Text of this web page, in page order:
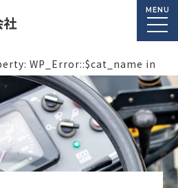
MENU
WP_Error::$cat_name in
public_html/wp-
single.phpon